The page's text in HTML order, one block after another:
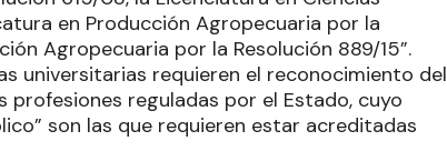
en Producción Agropecuaria por la
Agropecuaria por la Resolución 889/15”.
universitarias requieren el reconocimiento del
profesiones reguladas por el Estado, cuyo
son las que requieren estar acreditadas